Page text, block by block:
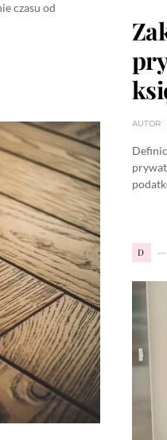
czasu od
AUTOR
D